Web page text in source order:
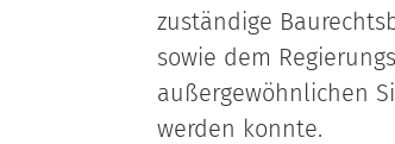
zuständige
sowie dem
außergewöhnlichen
werden konnte.